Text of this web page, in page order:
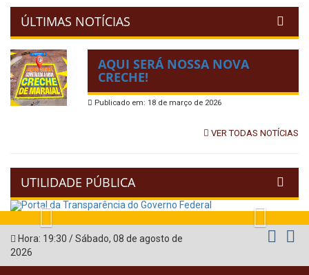
ÚLTIMAS NOTÍCIAS
AQUI SERÁ NOSSA NOVA
CRECHE!
Publicado em: 18 de março de 2026
VER TODAS NOTÍCIAS
UTILIDADE PÚBLICA
Previous
Next
Hora: 19:30 /Sábado, 08 de agosto de
2026